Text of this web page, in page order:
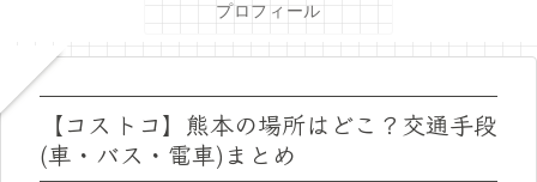
プロフィール
【コストコ】熊本の場所はどこ？交通手段
(車・バス・電車)まとめ